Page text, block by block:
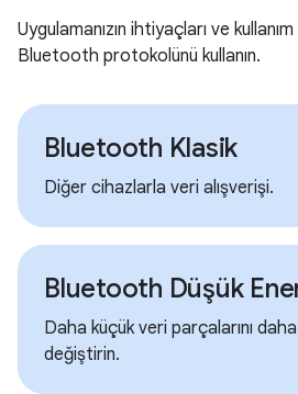
Uygulamanızın ihtiyaçları ve
Bluetooth protokolünü kullanın.
Bluetooth Klasik
Diğer cihazlarla veri alışverişi.
Bluetooth Düşük
Daha küçük veri parçalarını
değiştirin.